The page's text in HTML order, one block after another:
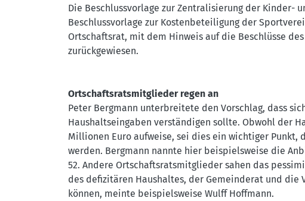
Die Beschlussvorlage zur Zentralisierung der Kinder-
Beschlussvorlage zur Kostenbeteiligung der
Ortschaftsrat, mit dem Hinweis auf die Beschlüsse
zurückgewiesen.
Ortschaftsratsmitglieder regen an
Peter Bergmann unterbreitete den Vorschlag, dass
Haushaltseingaben verständigen sollte. Obwohl der
Millionen Euro aufweise, sei dies ein wichtiger
werden. Bergmann nannte hier beispielsweise die
52. Andere Ortschaftsratsmitglieder sahen das
des defizitären Haushaltes, der Gemeinderat und
können, meinte beispielsweise Wulff Hoffmann.